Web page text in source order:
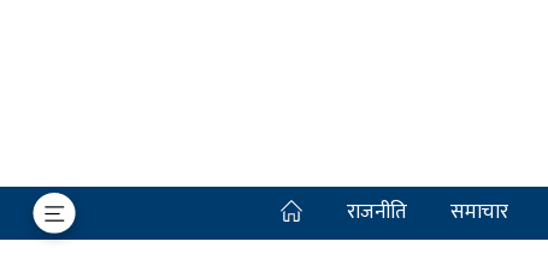
राजनीति समाचार